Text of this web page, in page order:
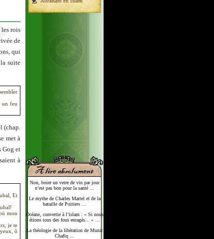
Non, boire un verre de vin par jour
n’est pas bon pour la santé ...
Le mythe de Charles Martel et de la
bataille de Poitiers ...
Océane, convertie à l’islam : « Si nous
étions tous des fous enragés... » ...
La théologie de la libération de Munir
Chafiq ...
les rois
de
qui
suite
un feu
(chap.
met à
Gog et
à
Et
mon
je te
ô